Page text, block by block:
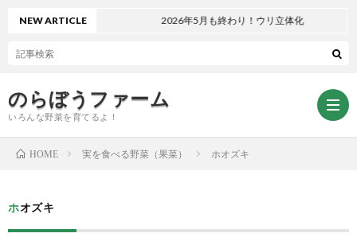
のらぼうファーム
いろんな野菜を育てるよ！
ッ
サ
NEW ARTICLE 2026年5月も終わり！ウリ立体化
HOME 実を食べる野菜（果菜） ホオズキ
ホオズキ